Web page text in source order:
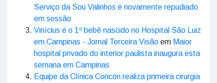
Serviço da Sou Valinhos é novamente repudiado
em sessão
Vinícius é o 1º bebê nascido no Hospital São Luiz
em Campinas - Jornal Terceira Visão em Maior
hospital privado do interior paulista inaugura esta
semana em Campinas
Equipe da Clínica Concon realiza primeira cirurgia